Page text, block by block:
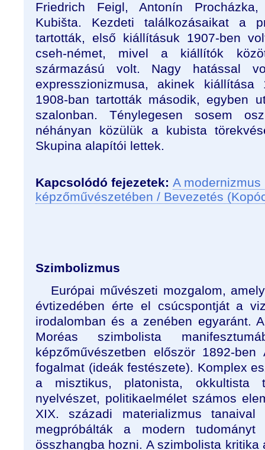
Friedrich Feigl, Antonín
Kubišta. Kezdeti találkozásaikat a
tartották, első kiállításuk 1907-ben
cseh-német, mivel a kiállítók
származású volt. Nagy hatással
expresszionizmusa, akinek kiállítása
1908-ban tartották második, egyben
szalonban. Ténylegesen sosem
néhányan közülük a kubista
Skupina alapítói lettek.
Kapcsolódó fejezetek: A
képzőművészetében / Bevezetés
Szimbolizmus
Európai művészeti mozgalom,
évtizedében érte el csúcspontját a
irodalomban és a zenében egyaránt.
Moréas szimbolista
képzőművészetben először 1892-
fogalmat (ideák festészete). Komplex
a misztikus, platonista, okkultista
nyelvészet, politikaelmélet számos
XIX. századi materializmus
megpróbálták a modern
összhangba hozni. A szimbolista